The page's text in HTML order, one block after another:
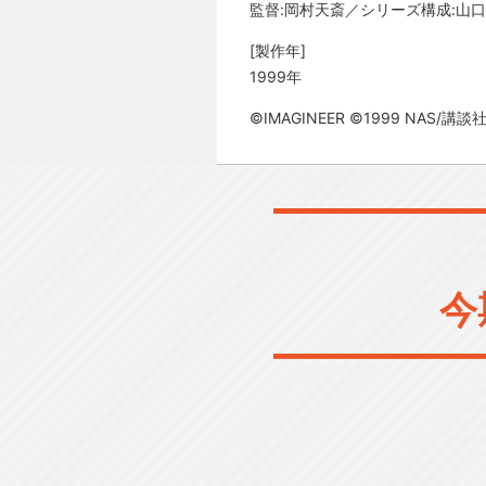
監督:岡村天斎／シリーズ構成:山
[製作年]
1999年
©IMAGINEER ©1999 NAS/講談社